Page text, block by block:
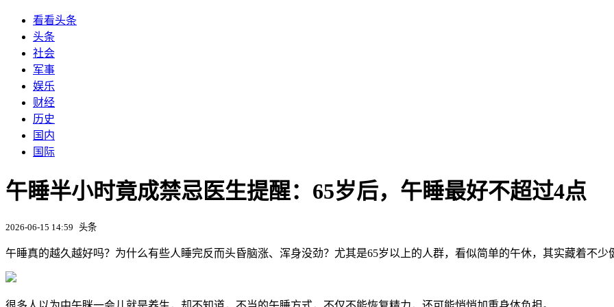
看看头条
头条
社会
军事
娱乐
财经
历史
国内
国际
午睡半小时竟成禁忌医生提醒：65岁后，午睡最好不超过4点
2026-06-15 14:59 头条
午睡真的越久越好吗？为什么有些人睡完反而头昏脑涨、浑身没劲？尤其是65岁以上的人群，看似简单的午休，其实藏着不少